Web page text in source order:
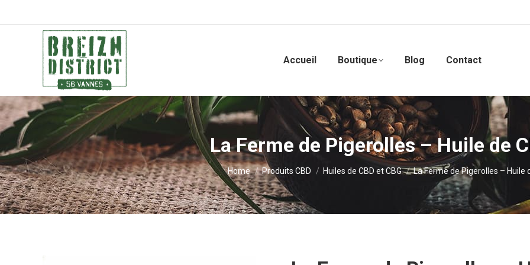
Accueil Boutique Blog Contact
La Ferme de Pigerolles – Huile de
You are here:
Home Produits CBD Huiles de CBD et CBG La Ferme de Pigerolles – Huile